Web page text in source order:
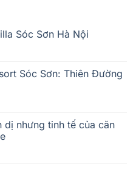
Sóc Sơn Hà Nội
Sóc Sơn: Thiên Đường
dị nhưng tinh tế của căn